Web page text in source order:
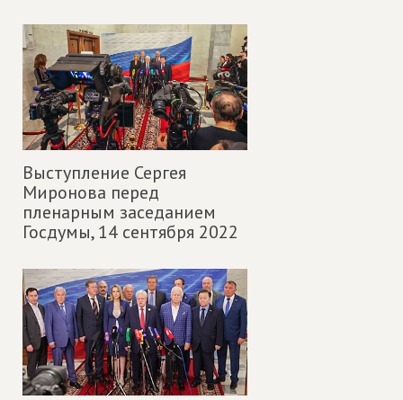
Выступление Сергея
Миронова перед
пленарным заседанием
Госдумы,14 сентября 2022